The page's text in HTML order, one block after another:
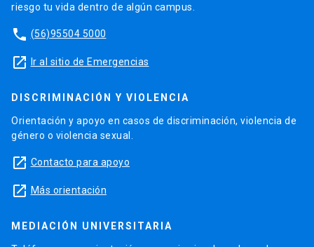
riesgo tu vida dentro de algún campus.
phone (56)95504 5000
launch Ir al sitio de Emergencias
DISCRIMINACIÓN Y VIOLENCIA
Orientación y apoyo en casos de discriminación, violencia de
género o violencia sexual.
launch Contacto para apoyo
launch Más orientación
MEDIACIÓN UNIVERSITARIA